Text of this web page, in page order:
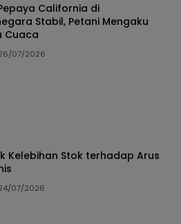
California di
Stabil, Petani Mengaku
Cuaca
07/2026
Kelebihan Stok terhadap Arus
07/2026